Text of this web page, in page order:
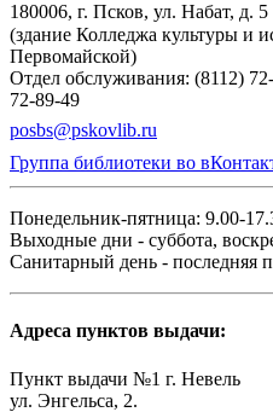
180006, г. Псков, ул. Набат, д. 5
(здание Колледжа культуры и
Первомайской)
Отдел обслуживания: (8112)
72-89-49
posbs@pskovlib.ru
Группа библиотеки во
Понедельник-пятница: 9.00-
Выходные дни - суббота,
Санитарный день - последняя
Адреса пунктов выдачи:
Пункт выдачи №1 г. Невель
ул. Энгельса, 2.